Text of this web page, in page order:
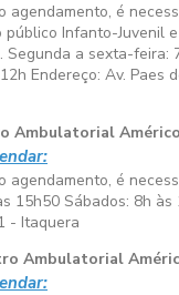
agendamento, é
público Infanto-Juvenil
Segunda a sexta-feira:
Endereço: Av. Paes
Ambulatorial
agendamento, é
15h50 Sábados: 8h às
- Itaquera
Ambulatorial